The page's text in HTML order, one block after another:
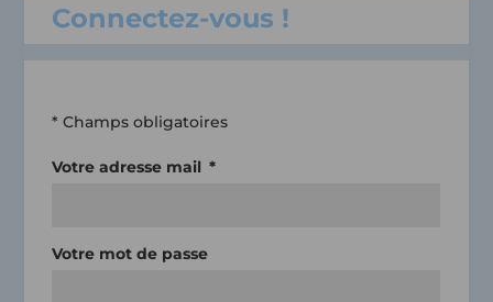
Connectez-vous !
* Champs obligatoires
Votre adresse mail
Votre mot de passe